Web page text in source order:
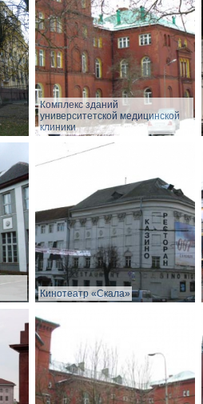
Комплекс зданий
университетской медицинской
клиники
Кинотеатр «Скала»